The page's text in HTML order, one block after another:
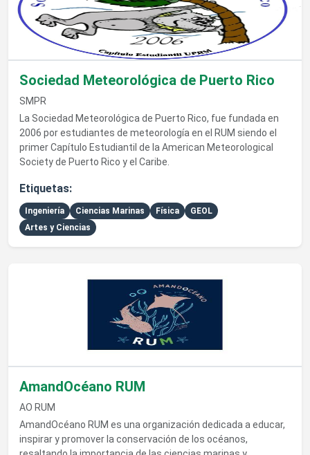
Sociedad Meteorológica de Puerto Rico
SMPR
La Sociedad Meteorológica de Puerto Rico, fue fundada en
2006 por estudiantes de meteorología en el RUM siendo el
primer Capítulo Estudiantil de la American Meteorological
Society de Puerto Rico y el Caribe.
Etiquetas:
Ingeniería Ciencias Marinas Física
GEOL
Artes y Ciencias
AmandOcéano RUM
AO RUM
AmandOcéano RUM es una organización dedicada a educar,
inspirar y promover la conservación de los océanos,